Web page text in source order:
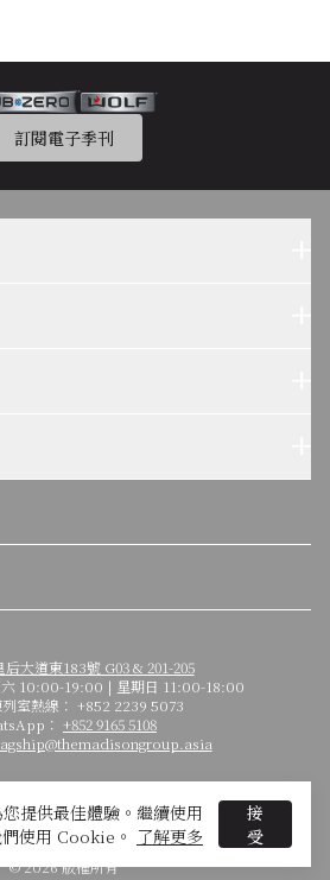
提供最佳體驗。繼續使用
使用 Cookie。 了解更多
接
受
訂閱電子季刊
后大道東183號 G03 & 201-205
六 10:00-19:00 | 星期日 11:00-18:00
室熱線： +852 2239 5073
： +852 9165 5108
使用條款私隱政策
© 2026 版權所有